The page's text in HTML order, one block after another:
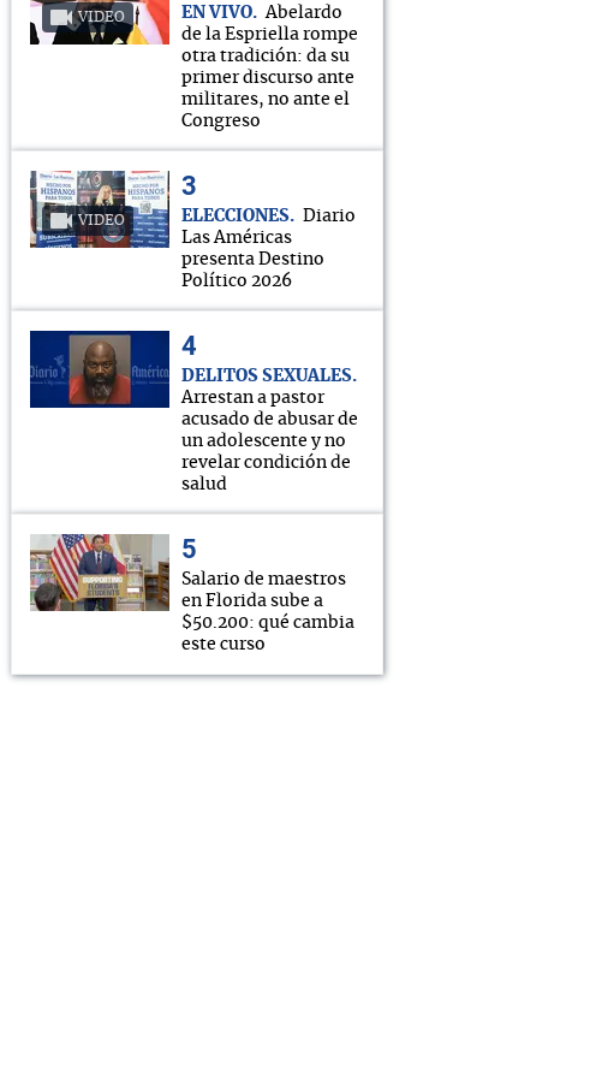
VIDEO EN VIVO
Abelardo
de la Espriella rompe
otra tradición: da su
primer discurso ante
militares, no ante el
Congreso
VIDEO ELECCIONES
Diario
Las Américas
presenta Destino
Político 2026
DELITOS SEXUALES
Arrestan a pastor
acusado de abusar de
un adolescente y no
revelar condición de
salud
Salario de maestros
en Florida sube a
$50.200: qué cambia
este curso